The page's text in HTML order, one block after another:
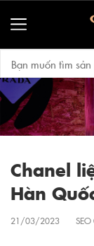
Chanel
Hàn
21/03/2023 SEO